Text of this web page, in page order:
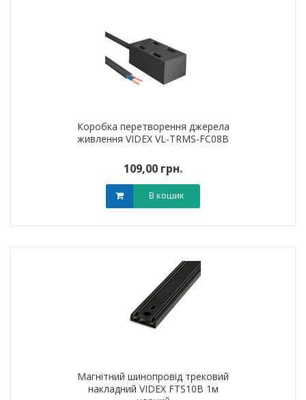
Коробка перетворення джерела
живлення VIDEX VL-TRMS-FC08B
109,00 грн.
В кошик
Магнітний шинопровід трековий
накладний VIDEX FTS10B 1м